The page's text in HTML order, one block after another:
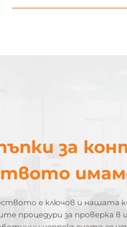
за
е ключов и нашата
процедури за проверка в